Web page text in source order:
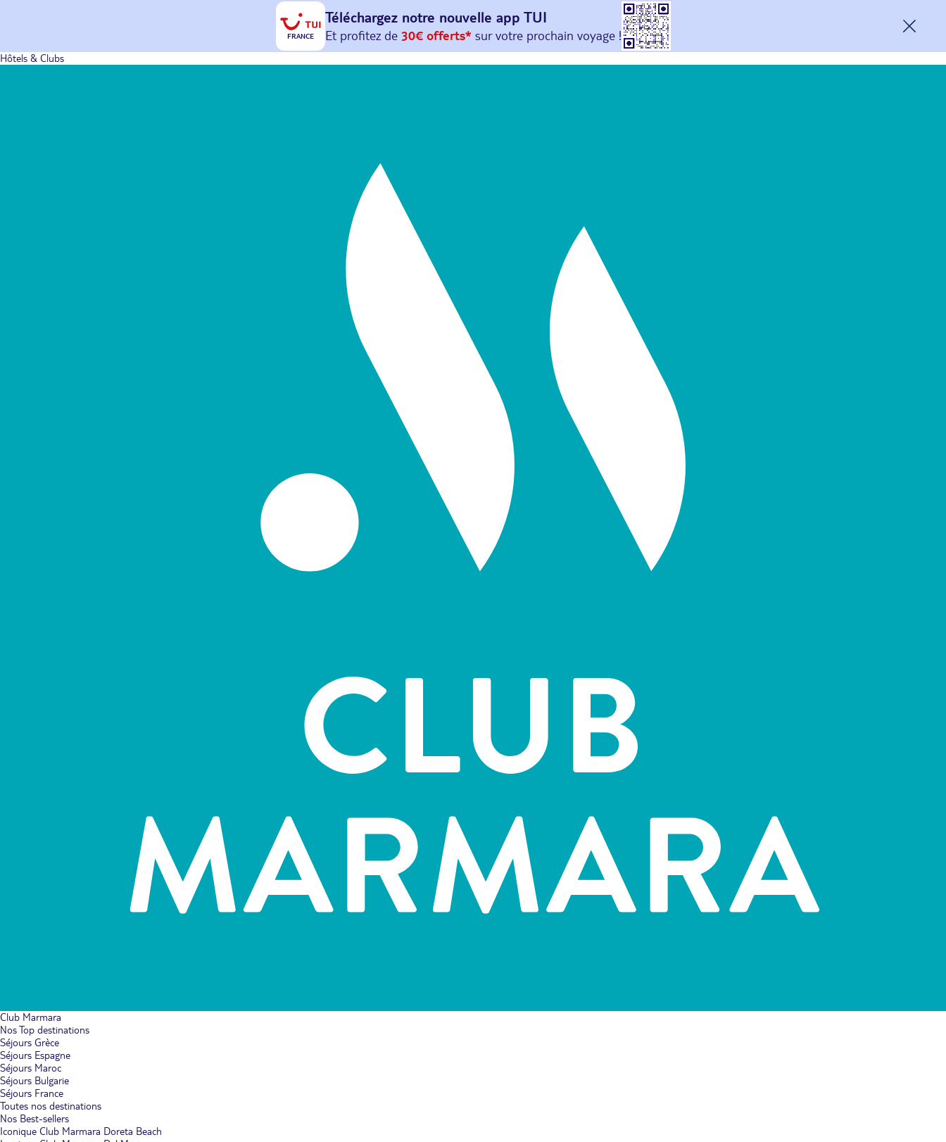
FRANCE
Téléchargez notre nouvelle app TUI
Et profitez de 30€ offerts*sur votreprochain
avec le code : HAPPYAPP
Hôtels & Clubs
Club Marmara
Nos Top destinations
Séjours Grèce
Séjours Espagne
Séjours Maroc
Séjours Bulgarie
Séjours France
Toutes nos destinations
Nos Best-sellers
Iconique Club Marmara Doreta Beach